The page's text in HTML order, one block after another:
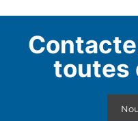
toutes